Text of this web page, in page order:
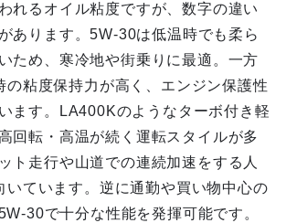
れるオイル粘度ですが、数字の違い
あります。5W-30は低温時でも柔ら
ため、寒冷地や街乗りに最適。一方
の粘度保持力が高く、エンジン保護性
ます。LA400Kのようなターボ付き軽
回転・高温が続く運転スタイルが多
ト走行や山道での連続加速をする人
いています。逆に通勤や買い物中心の
30で十分な性能を発揮可能です。